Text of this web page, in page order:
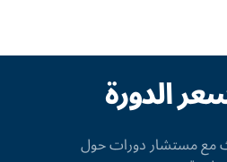
الدورة
مع مستشار دورات حول